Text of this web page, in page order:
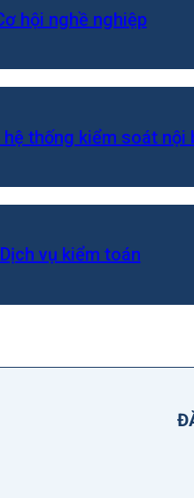
hội nghề nghiệp
thống kiểm soát nội
Dịch vụ kiểm toán